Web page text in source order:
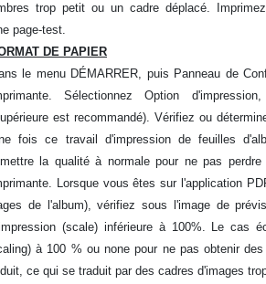
2026/08/01 : Album -
2026/08/01 :
en 3D - Um Al Qiwain -
2026/08/01 :Album -
en 3D - Um Al Qiwain -
2026/08/01 :Album -
en 3D - Um Al Qiwain -
2026/08/01 :Album -
en 3D - Um Al Qiwain -
2026/08/01 :Album -
en 3D - Um Al Qiwain -
2026/08/01 :Album -
trop petit ou un cadre déplacé.
page-test.
DE PAPIER
le menu DÉMARRER, puis Panneau de
Sélectionnez Option
est recommandé). Vérifiez ou
fois ce travail d'impression de feuilles
la qualité à normale pour ne pas
Lorsque vous êtes sur l'application
de l'album), vérifiez sous l'image de
(scale) inférieure à 100%. Le cas
à 100 % ou none pour ne pas obtenir
ce qui se traduit par des cadres d'images